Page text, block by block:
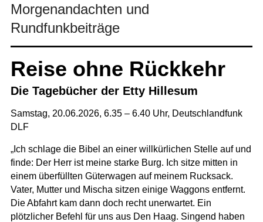
Morgenandachten und
Rundfunkbeiträge
Reise ohne Rückkehr
Die Tagebücher der Etty Hillesum
Samstag, 20.06.2026, 6.35 – 6.40 Uhr, Deutschlandfunk
DLF
„Ich schlage die Bibel an einer willkürlichen Stelle auf und
finde: Der Herr ist meine starke Burg. Ich sitze mitten in
einem überfüllten Güterwagen auf meinem Rucksack.
Vater, Mutter und Mischa sitzen einige Waggons entfernt.
Die Abfahrt kam dann doch recht unerwartet. Ein
plötzlicher Befehl für uns aus Den Haag. Singend haben